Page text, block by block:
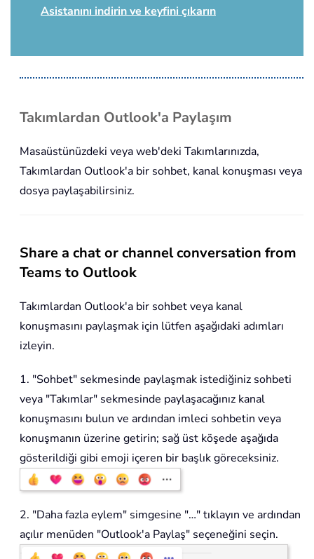
Asistanını indirin ve keyfini çıkarın
Takımlardan Outlook'a Paylaşım
Masaüstünüzdeki veya web'deki Takımlarınızda,
Takımlardan Outlook'a bir sohbet, kanal konuşması veya
dosya paylaşabilirsiniz.
Share a chat or channel conversation from
Teams to Outlook
Takımlardan Outlook'a bir sohbet veya kanal
konuşmasını paylaşmak için lütfen aşağıdaki adımları
izleyin.
1. "Sohbet" sekmesinde paylaşmak istediğiniz sohbeti
veya "Takımlar" sekmesinde paylaşacağınız kanal
konuşmasını bulun ve ardından imleci sohbetin veya
konuşmanın üzerine getirin; sağ üst köşede aşağıda
gösterildiği gibi emoji içeren bir başlık göreceksiniz.
2. "Daha fazla eylem" simgesine "…" tıklayın ve ardından
açılır menüden "Outlook'a Paylaş" seçeneğini seçin.